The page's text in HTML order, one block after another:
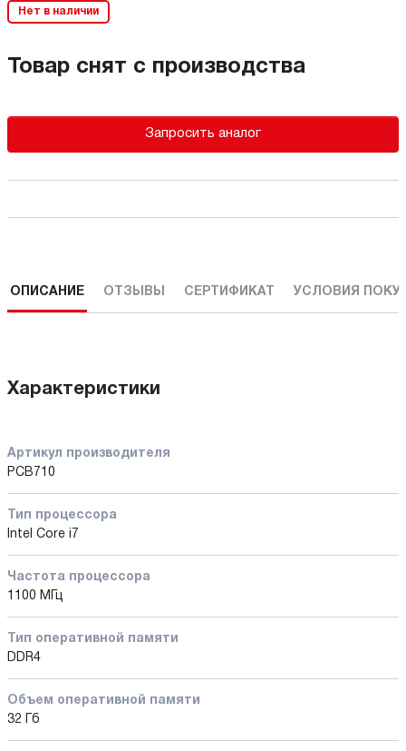
Нет в наличии
Товар снят с производства
Запросить аналог
ОПИСАНИЕ ОТЗЫВЫ СЕРТИФИКАТ УСЛОВИЯ
Характеристики
Артикул производителя
PCB710
Тип процессора
Intel Core i7
Частота процессора
1100 МГц
Тип оперативной памяти
DDR4
Объем оперативной памяти
32 Гб